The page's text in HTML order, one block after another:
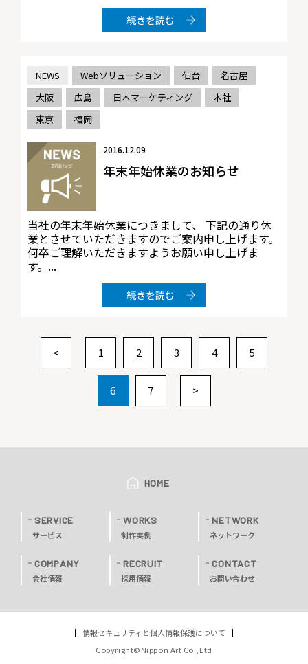
続きを読む
NEWS Webソリューション 仙台
名古屋
大阪
広島 日本マーケティング
本社
東京
福岡
2016.12.09
年末年始休業のお知らせ
当社の年末年始休業につきまして、 下記の通り休
業とさせていただきますのでご案内申し上げます。
何卒ご理解いただきますようお願い申し上げま
す。...
続きを読む
< 1 2 3 4 5
6 7 >
HOME
SERVICE
サービス
WORKS
制作実例
NETWORK
ネットワーク
COMPANY
会社情報
RECRUIT
採用情報
CONTACT
お問い合わせ
情報セキュリティと個人情報保護について
Copyright©Nippon Art Co.,Ltd